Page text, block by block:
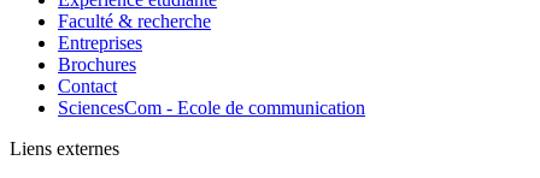
Faculté & recherche
Entreprises
Brochures
Contact
SciencesCom - Ecole de communication
Liens externes